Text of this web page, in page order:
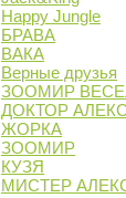
Happy Jungle
БРАВА
ВАКА
Верные друзья
ЗООМИР
ДОКТОР АЛЕКС
ЖОРКА
ЗООМИР
КУЗЯ
МИСТЕР